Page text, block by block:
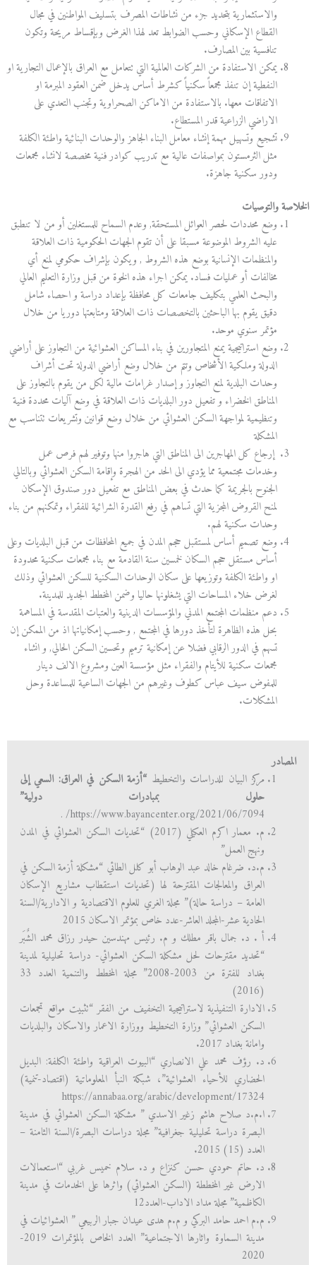
والاستثمارية بتحديد جزء من نشاطات المصرف بتسليف المواطنين في مجال
القطاع الإسكاني وحسب الضوابط تعد لهذا الغرض وبإقساط مريحة وتكون
تنافسية بين المصارف.
يمكن الاستفادة من الشركات العالمية التي تتعامل مع العراق بالإعمال التجارية او
النفطية إن تنفذ مجمعاً سكنياً كشرط أساس يدخل ضمن العقود المبرمة او
الاتفاقات معها. بالاستفادة من الاماكن الصحراوية وتجنب التعدي على
الاراضي الزراعية قدر المستطاع.
تشجيع وتسهيل مهمة إنشاء معامل البناء الجاهز والوحدات البنائية واطئة الكلفة
مثل الثرمستون بمواصفات عالية مع تدريب كوادر فنية مخصصة لانشاء مجمعات
ودور سكنية جاهزة.
الخلاصة والتوصيات
وضع محددات لحصر العوائل المستحقة, وعدم السماح للمستغلين أو من لا تنطبق
عليه الشروط الموضوعة مسبقا على أن تقوم الجهات الحكومية ذات العلاقة
والمنظمات الإنسانية بوضع هذه الشروط , ويكون بإشراف حكومي لمنع أي
مخالفات أو عمليات فساد. يمكن اجراء هذه الخوة من قبل وزارة التعليم العالي
والبحث العلمي بتكليف جامعات كل محافظة بإعداد دراسة و احصاء شامل
دقيق يقوم بها الباحثين بالتخصصات ذات العلاقة ومتابعتها دوريا من خلال
مؤتمر سنوي موحد.
وضع استراتيجية يمنع المتجاورين في بناء المساكن العشوائية من التجاوز على أراضي
الدولة وملكية الأشخاص وتتم من خلال وضع أراضي الدولة تحت أشراف
وحدات البلدية لمنع التجاوز و إصدار غرامات مالية لكل من يقوم بالتجاوز على
المناطق الخضراء و تفعيل دور البلديات ذات العلاقة في وضع آليات محددة فنية
وتنظيمية لمواجهة السكن العشوائي من خلال وضع قوانين وتشريعات تتناسب مع
المشكلة
إرجاع كل المهاجرين الى المناطق التي هاجروا منها وتوفير لهم فرص عمل
وخدمات مجتمعية مما يؤدي الى الحد من الهجرة وإقامة السكن العشوائي وبالتالي
الجنوح بالجريمة كما حدث في بعض المناطق مع تفعيل دور صندوق الإسكان
لمنح القروض المجزية التي تساهم في رفع القدرة الشرائية للفقراء وتمكنهم من بناء
وحدات سكنية لهم.
وضع تصميم أساس لمستقبل حجم المدن في جميع المحافظات من قبل البلديات وعلى
أساس مستقل حجم السكان لخمسين سنة القادمة مع بناء مجمعات سكنية محدودة
او واطئة الكلفة وتوزيعها على سكان الوحدات السكنية للسكن العشوائي وذلك
لغرض خلاء المساحات التي يشغلونها حاليا وضمن المخطط الجديد للمدينة.
دعم منظمات المجتمع المدني والمؤسسات الدينية والعتبات المقدسة في المساهمة
بحل هذه الظاهرة لتأخذ دورها في المجتمع , وحسب إمكانياتها اذ من الممكن إن
تسهم في الدور الرقابي فضلا عن إمكانية ترميم وتحسين السكن الحالي, و انشاء
مجمعات سكنية للأيتام والفقراء مثل مؤسسة العين ومشروع الالف دينار
للمفوض سيف عباس كطوف وغيرهم من الجهات الساعية للمساعدة وحل
المشكلات.
المصادر
مركز البيان للدراسات والتخطيط“أزمة السكن في العراق: السعي إلى
حلول بمبادرات دولية”
https://www.bayancenter.org/2021/06/7094/ .
م. معمار اكرم العكيلي (2017) “تحديات السكن العشوائي في المدن
ونهج العمل”
م.د. ضرغام خالد عبد الوهاب أبو كلل الطائي “مشكلة أزمة السكن في
العراق والمعالجات المقترحة لها (تحديات استقطاب مشاريع الإسكان
العامة – دراسة حالة)” مجلة الغري للعلوم الاقتصادية و الادارية/السنة
الحادية عشر-المجلد العاشر-عدد خاص بمؤتمر الاسكان 2015
أ . د. جمال باقر مطلك و م. رئيس مهندسين حيدر رزاق محمد الشٌبَر
“تحديد مقترحات لحل مشكلة السكن العشوائي- دراسة تحليلية لمدينة
بغداد للفترة من 2003-2008” مجلة المخطط والتنمية العدد 33
(2016)
الادارة التنفيذية لاستراتيجية التخفيف من الفقر “تثبيت مواقع تجمعات
السكن العشوائي” وزارة التخطيط ووزارة الاعمار والاسكان والبلديات
وامانة بغداد 2017.
د. رؤف محمد علي الانصاري “البيوت العراقية واطئة الكلفة: البديل
الحضاري للأحياء العشوائية”، شبكة النبأ المعلوماتية (اقتصاد-تنمية)
https://annabaa.org/arabic/development/17324
ا.م.د صلاح هاشم زغير الاسدي ” مشكلة السكن العشوائي في مدينة
البصرة دراسة تحليلية جغرافية” مجلة دراسات البصرة/السنة الثامنة –
العدد (15) 2015.
د. حاتم حمودي حسن كنزاع و د. سلام خميس غربي “استعمالات
الارض غير المخططة (السكن العشوائي) واثرها على الخدمات في مدينة
الكاظمية” مجلة مداد الاداب-العدد12
م.م احمد حامد البركي و م.م هدى عيدان جبار الربيعي ” العشوائيات في
مدينة السماوة واثارها الاجتماعية” العدد الخاص بالمؤتمرات 2019-
2020